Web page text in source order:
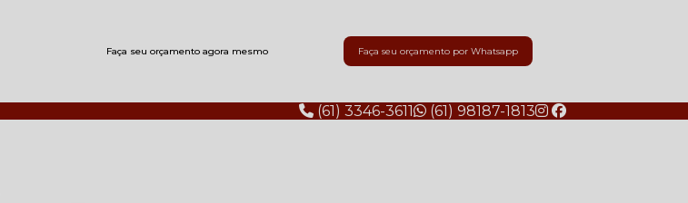
Faça seu orçamento agora mesmo Faça seu orçamento por Whatsapp
(61) 3346-3611 (61) 98187-1813